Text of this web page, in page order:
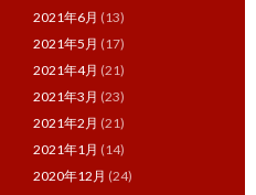
2021年6月 (13)
2021年5月 (17)
2021年4月 (21)
2021年3月 (23)
2021年2月 (21)
2021年1月 (14)
2020年12月 (24)